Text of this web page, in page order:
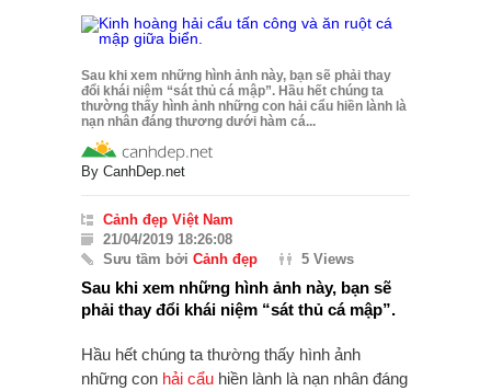
Sau khi xem những hình ảnh này, bạn sẽ phải thay
đổi khái niệm “sát thủ cá mập”. Hầu hết chúng ta
thường thấy hình ảnh những con hải cẩu hiền lành là
nạn nhân đáng thương dưới hàm cá...
By CanhDep.net
Cảnh đẹp Việt Nam
21/04/2019 18:26:08
Sưu tầm bởi Cảnh đẹp 5 Views
Sau khi xem những hình ảnh này, bạn sẽ
phải thay đổi khái niệm “sát thủ cá mập”.
Hầu hết chúng ta thường thấy hình ảnh
những con hải cẩu hiền lành là nạn nhân đáng